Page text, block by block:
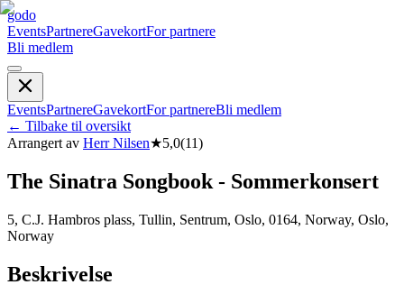
godo
EventsPartnereGavekortFor partnere
Bli medlem
EventsPartnereGavekortFor partnereBli medlem
← Tilbake til oversikt
Arrangert av Herr Nilsen★5,0(11)
The Sinatra Songbook - Sommerkonsert
5, C.J. Hambros plass, Tullin, Sentrum, Oslo, 0164, Norway, Oslo,
Norway
Beskrivelse